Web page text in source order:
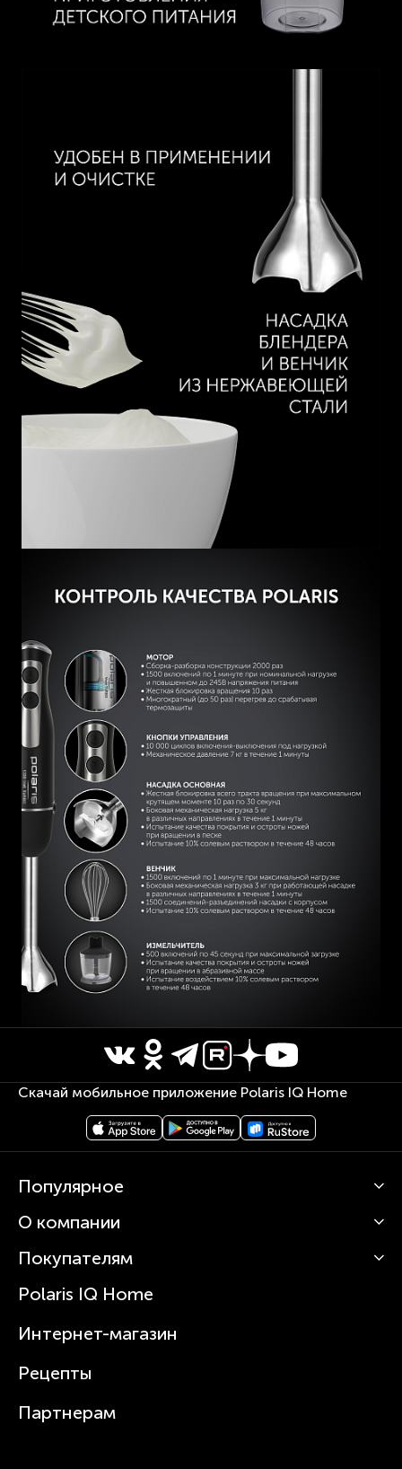
Скачай мобильное приложение Polaris IQ Home
Популярное
Кофемашины
Вертикальные пылесосы
Зубные щетки и ирригаторы
Увлажнители
Посуда
О компании
О Polaris
Статьи
Покупателям
Сервисные центры
Где купить
Polaris IQ Home
Интернет-магазин
Рецепты
Партнерам